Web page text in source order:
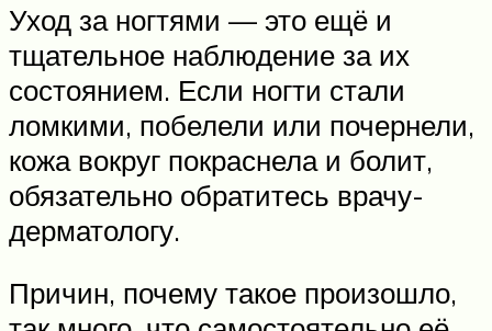
Уход за ногтями — это ещё и
тщательное наблюдение за их
состоянием. Если ногти стали
ломкими, побелели или почернели,
кожа вокруг покраснела и болит,
обязательно обратитесь врачу-
дерматологу.
Причин, почему такое произошло,